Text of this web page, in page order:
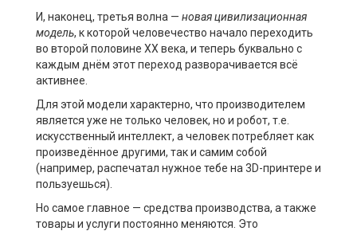
И, наконец, третья волна — новая цивилизационная
модель, к которой человечество начало переходить
во второй половине ХХ века, и теперь буквально с
каждым днём этот переход разворачивается всё
активнее.
Для этой модели характерно, что производителем
является уже не только человек, но и робот, т.е.
искусственный интеллект, а человек потребляет как
произведённое другими, так и самим собой
(например, распечатал нужное тебе на 3D-принтере и
пользуешься).
Но самое главное — средства производства, а также
товары и услуги постоянно меняются. Это